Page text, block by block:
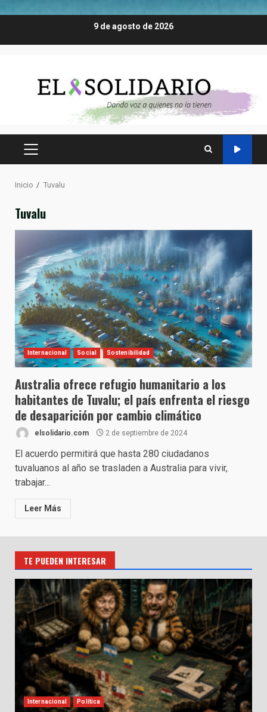
9 de agosto de 2026
MENÚ
Inicio Tuvalu
Tuvalu
Internacional Social Sostenibilidad
Australia ofrece refugio humanitario a los
habitantes de Tuvalu; el país enfrenta el riesgo
de desaparición por cambio climático
elsolidario.com 2 de septiembre de 2024
El acuerdo permitirá que hasta 280 ciudadanos
tuvaluanos al año se trasladen a Australia para vivir,
trabajar...
Leer Más
TE PUEDEN INTERESAR
Internacional Política